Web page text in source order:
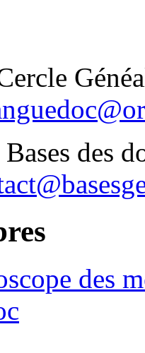
des
des